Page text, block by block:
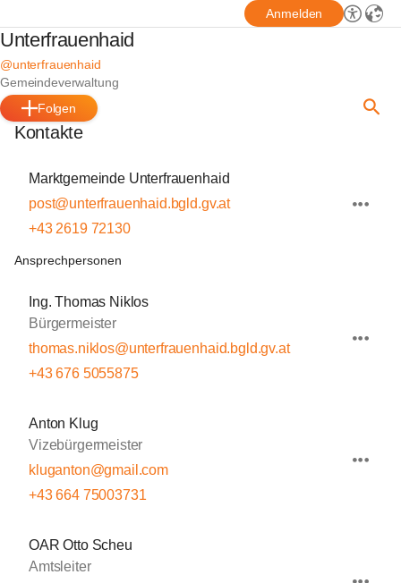
Anmelden
Unterfrauenhaid
@unterfrauenhaid
Gemeindeverwaltung
Folgen
Kontakte
Marktgemeinde Unterfrauenhaid
post@unterfrauenhaid.bgld.gv.at
+43 2619 72130
Ansprechpersonen
Ing. Thomas Niklos
Bürgermeister
thomas.niklos@unterfrauenhaid.bgld.gv.at
+43 676 5055875
Anton Klug
Vizebürgermeister
kluganton@gmail.com
+43 664 75003731
OAR Otto Scheu
Amtsleiter